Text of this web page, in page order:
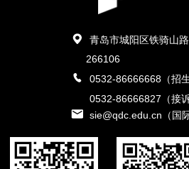
青岛市城阳区铁骑山
266106
0532-86666668（招生
0532-86666827（接
sie@qdc.edu.cn（国